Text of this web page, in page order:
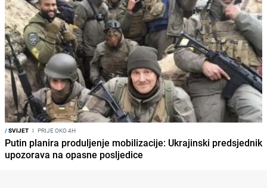
/SVIJET I PRIJE OKO 4H
Putin planira produljenje mobilizacije: Ukrajinski predsjednik
upozorava na opasne posljedice